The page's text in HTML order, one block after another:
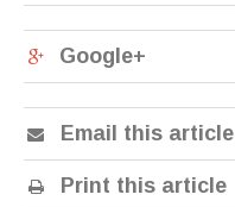
Google+
Email this article
Print this article